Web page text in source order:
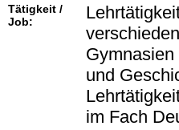
Tätigkeit /
Job:
und
im Fach